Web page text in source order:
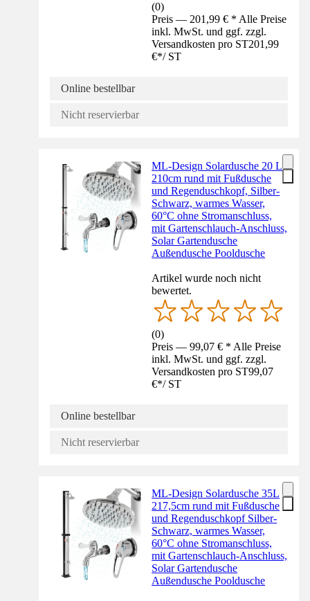
(0)
Preis — 201,99 € * Alle Preise
inkl. MwSt. und ggf. zzgl.
Versandkosten pro ST201,99
€*/ ST
Online bestellbar
Nicht reservierbar
ML-Design Solardusche 20 L
210cm rund mit Fußdusche
und Regenduschkopf, Silber-
Schwarz, warmes Wasser,
60°C ohne Stromanschluss,
mit Gartenschlauch-Anschluss,
Solar Gartendusche
Außendusche Pooldusche
Artikel wurde noch nicht
bewertet.
(0)
Preis — 99,07 € * Alle Preise
inkl. MwSt. und ggf. zzgl.
Versandkosten pro ST99,07
€*/ ST
Online bestellbar
Nicht reservierbar
ML-Design Solardusche 35L
217,5cm rund mit Fußdusche
und Regenduschkopf Silber-
Schwarz, warmes Wasser,
60°C ohne Stromanschluss,
mit Gartenschlauch-Anschluss,
Solar Gartendusche
Außendusche Pooldusche